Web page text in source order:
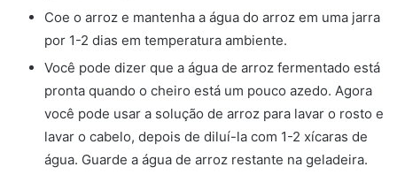
Coe o arroz e mantenha a água do arroz em uma jarra
por 1-2 dias em temperatura ambiente.
Você pode dizer que a água de arroz fermentado está
pronta quando o cheiro está um pouco azedo. Agora
você pode usar a solução de arroz para lavar o rosto e
lavar o cabelo, depois de diluí-la com 1-2 xícaras de
água. Guarde a água de arroz restante na geladeira.